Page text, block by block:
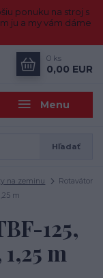
ponuku na stroj s
ju a my vám dáme
Menu
Hľadať
0 ks
0,00 EUR
na zeminu
Rotavátor
m
125,
m